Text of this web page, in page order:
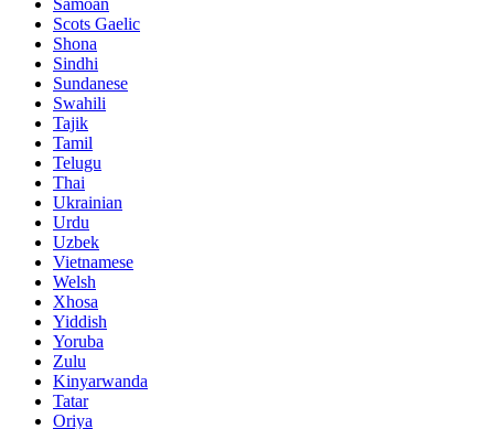
Samoan
Scots Gaelic
Shona
Sindhi
Sundanese
Swahili
Tajik
Tamil
Telugu
Thai
Ukrainian
Urdu
Uzbek
Vietnamese
Welsh
Xhosa
Yiddish
Yoruba
Zulu
Kinyarwanda
Tatar
Oriya